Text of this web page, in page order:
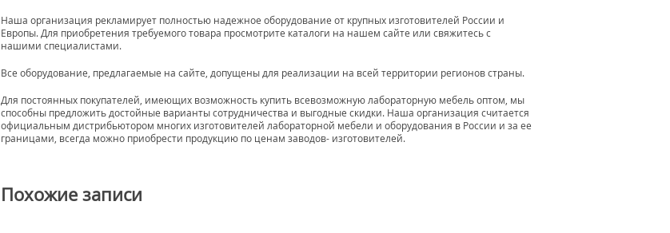
Наша организация рекламирует полностью надежное оборудование от крупных изготовителей России и
Европы. Для приобретения требуемого товара просмотрите каталоги на нашем сайте или свяжитесь с
нашими специалистами.
Все оборудование, предлагаемые на сайте, допущены для реализации на всей территории регионов страны.
Для постоянных покупателей, имеющих возможность купить всевозможную лабораторную мебель оптом, мы
способны предложить достойные варианты сотрудничества и выгодные скидки. Наша организация считается
официальным дистрибьютором многих изготовителей лабораторной мебели и оборудования в России и за ее
границами, всегда можно приобрести продукцию по ценам заводов- изготовителей.
Похожие записи